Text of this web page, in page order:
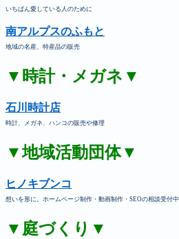
いちばん愛している人のために
南アルプスのふもと
地域の名産、特産品の販売
▼時計・メガネ▼
石川時計店
時計、メガネ、ハンコの販売や修理
▼地域活動団体▼
ヒノキブンコ
想いを形に。ホームページ制作・動画制作・SEOの相談受付中
▼庭づくり▼